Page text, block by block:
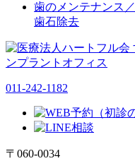
歯のメンテナンス／
歯石除去
011-242-1182
〒060-0034